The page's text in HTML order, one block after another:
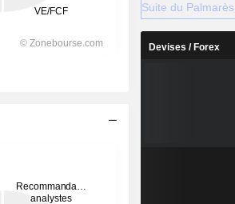
Suite du Palmarès
Devises / Forex